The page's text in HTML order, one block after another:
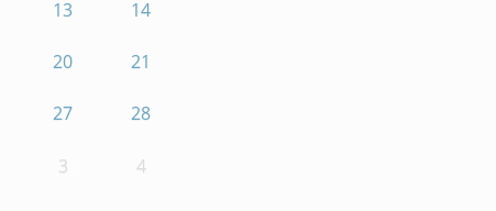
13 14
20 21
27 28
3 4